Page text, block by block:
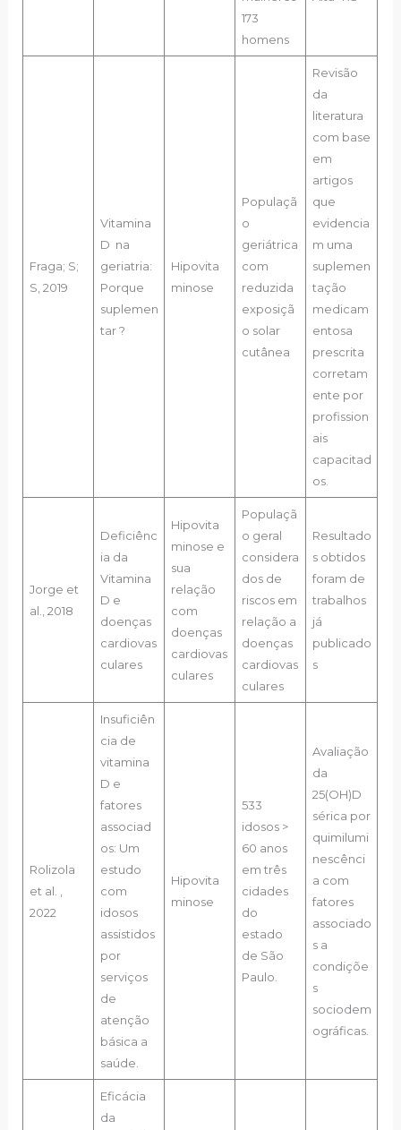
173
homens
Fraga; S;
S, 2019
Vitamina
D na
geriatria:
Porque
suplemen
tar ?
Hipovita
minose
Populaçã
o
geriátrica
com
reduzida
exposiçã
o solar
cutânea
Revisão
da
literatura
com base
em
artigos
que
evidencia
m uma
suplemen
tação
medicam
entosa
prescrita
corretam
ente por
profission
ais
capacitad
os.
Jorge et
al., 2018
Deficiênc
ia da
Vitamina
D e
doenças
cardiovas
culares
Hipovita
minose e
sua
relação
com
doenças
cardiovas
culares
Populaçã
o geral
considera
dos de
riscos em
relação a
doenças
cardiovas
culares
Resultado
s obtidos
foram de
trabalhos
já
publicado
s
Rolizola
et al. ,
2022
Insuficiên
cia de
vitamina
D e
fatores
associad
os: Um
estudo
com
idosos
assistidos
por
serviços
de
atenção
básica a
saúde.
Hipovita
minose
533
idosos >
60 anos
em três
cidades
do
estado
de São
Paulo.
Avaliação
da
25(OH)D
sérica por
quimilumi
nescênci
a com
fatores
associado
s a
condiçõe
s
sociodem
ográficas.
Eficácia
da